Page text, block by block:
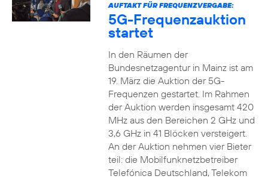
AUFTAKT FÜR FREQUENZVERGABE:
5G-Frequenzauktion
startet
In den Räumen der
Bundesnetzagentur in Mainz ist am
19. März die Auktion der 5G-
Frequenzen gestartet. Im Rahmen
der Auktion werden insgesamt 420
MHz aus den Bereichen 2 GHz und
3,6 GHz in 41 Blöcken versteigert.
An der Auktion nehmen vier Bieter
teil: die Mobilfunknetzbetreiber
Telefónica Deutschland, Telekom